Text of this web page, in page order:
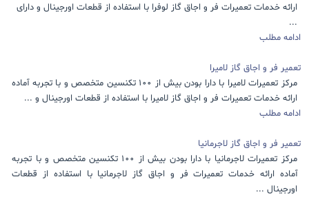
ارائه خدمات تعمیرات فر و اجاق گاز لوفرا با استفاده از قطعات اورجینال و دارای
...
ادامه مطلب
تعمیر فر و اجاق گاز لامیرا
مرکز تعمیرات لامیرا با دارا بودن بیش از 100 تکنسین متخصص و با تجربه آماده
ارائه خدمات تعمیرات فر و اجاق گاز لامیرا با استفاده از قطعات اورجینال و ...
ادامه مطلب
تعمیر فر و اجاق گاز لاجرمانیا
مرکز تعمیرات لاجرمانیا با دارا بودن بیش از 100 تکنسین متخصص و با تجربه
آماده ارائه خدمات تعمیرات فر و اجاق گاز لاجرمانیا با استفاده از قطعات
اورجینال ...